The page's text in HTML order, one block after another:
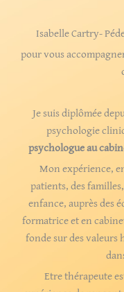
Isabelle Cartry-
pour vous
Je suis diplômée
psychologie
psychologue au
Mon expérience,
patients, des
enfance, auprès des
formatrice et en
fonde sur des valeurs
Etre thérapeute